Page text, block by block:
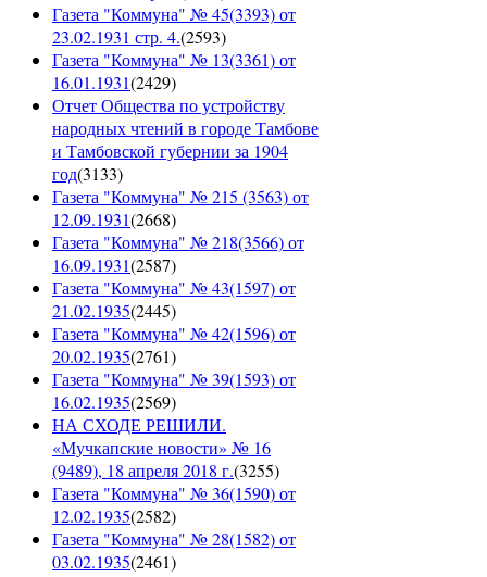
Газета "Коммуна" № 45(3393) от
23.02.1931 стр. 4.(2593)
Газета "Коммуна" № 13(3361) от
16.01.1931(2429)
Отчет Общества по устройству
народных чтений в городе Тамбове
и Тамбовской губернии за 1904
год(3133)
Газета "Коммуна" № 215 (3563) от
12.09.1931(2668)
Газета "Коммуна" № 218(3566) от
16.09.1931(2587)
Газета "Коммуна" № 43(1597) от
21.02.1935(2445)
Газета "Коммуна" № 42(1596) от
20.02.1935(2761)
Газета "Коммуна" № 39(1593) от
16.02.1935(2569)
НА СХОДЕ РЕШИЛИ.
«Мучкапские новости» № 16
(9489), 18 апреля 2018 г.(3255)
Газета "Коммуна" № 36(1590) от
12.02.1935(2582)
Газета "Коммуна" № 28(1582) от
03.02.1935(2461)